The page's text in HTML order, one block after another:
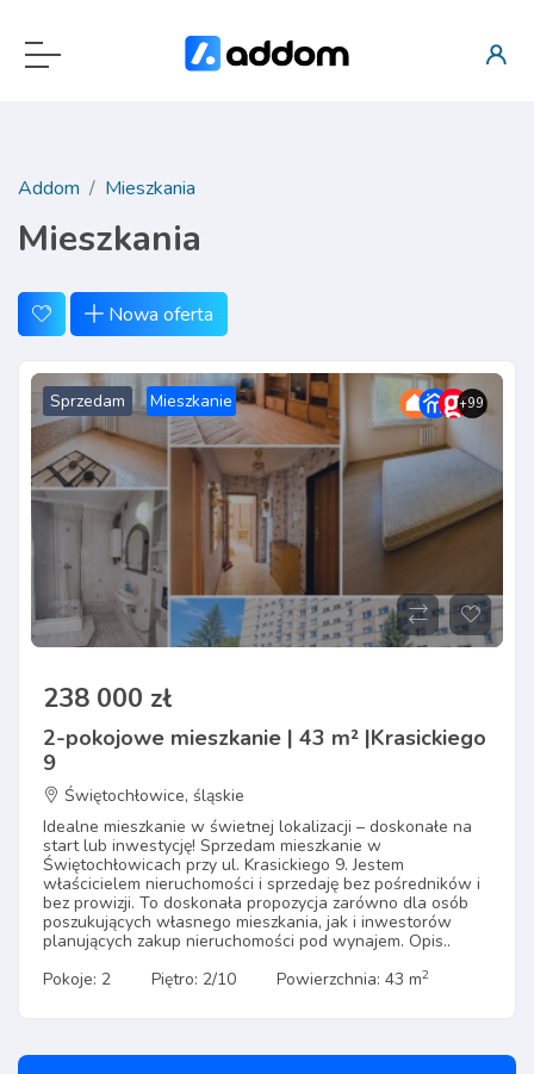
Addom Mieszkania
Mieszkania
Nowa oferta
Sprzedam Mieszkanie +99
238 000 zł
2-pokojowe mieszkanie | 43 m² |Krasickiego
9
Świętochłowice, śląskie
Idealne mieszkanie w świetnej lokalizacji – doskonałe na
start lub inwestycję! Sprzedam mieszkanie w
Świętochłowicach przy ul. Krasickiego 9. Jestem
właścicielem nieruchomości i sprzedaję bez pośredników i
bez prowizji. To doskonała propozycja zarówno dla osób
poszukujących własnego mieszkania, jak i inwestorów
planujących zakup nieruchomości pod wynajem. Opis..
Pokoje: 2
Piętro: 2/10 Powierzchnia: 43 m2